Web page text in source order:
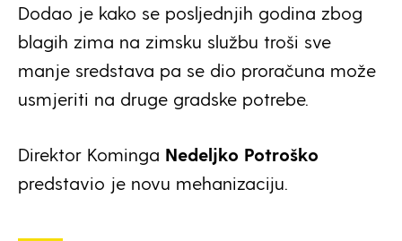
Dodao je kako se posljednjih godina zbog
blagih zima na zimsku službu troši sve
manje sredstava pa se dio proračuna može
usmjeriti na druge gradske potrebe.
Direktor Kominga Nedeljko Potroško
predstavio je novu mehanizaciju.